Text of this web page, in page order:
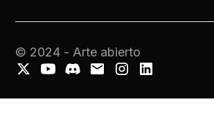
© 2024 - Arte abierto